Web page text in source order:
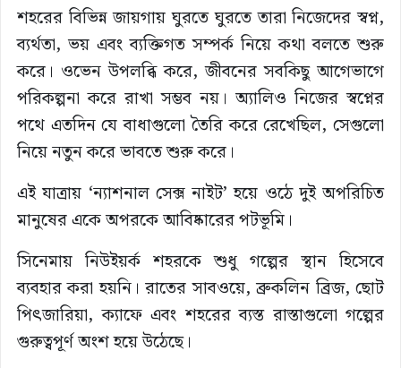
শহরের বিভিন্ন জায়গায় ঘুরতে ঘুরতে তারা নিজেদের স্বপ্ন,
ব্যর্থতা, ভয় এবং ব্যক্তিগত সম্পর্ক নিয়ে কথা বলতে শুরু
করে। ওভেন উপলব্ধি করে, জীবনের সবকিছু আগেভাগে
পরিকল্পনা করে রাখা সম্ভব নয়। অ্যালিও নিজের স্বপ্নের
পথে এতদিন যে বাধাগুলো তৈরি করে রেখেছিল, সেগুলো
নিয়ে নতুন করে ভাবতে শুরু করে।
এই যাত্রায় ‘ন্যাশনাল সেক্স নাইট’ হয়ে ওঠে দুই অপরিচিত
মানুষের একে অপরকে আবিষ্কারের পটভূমি।
সিনেমায় নিউইয়র্ক শহরকে শুধু গল্পের স্থান হিসেবে
ব্যবহার করা হয়নি। রাতের সাবওয়ে, ব্রুকলিন ব্রিজ, ছোট
পিৎজারিয়া, ক্যাফে এবং শহরের ব্যস্ত রাস্তাগুলো গল্পের
গুরুত্বপূর্ণ অংশ হয়ে উঠেছে।